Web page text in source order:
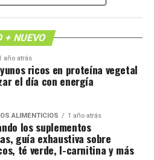
+ NUEVO
año atrás
ricos en proteína vegetal
el día con energía
ALIMENTICIOS 1 año atrás
los suplementos
guía exhaustiva sobre
té verde, l-carnitina y más